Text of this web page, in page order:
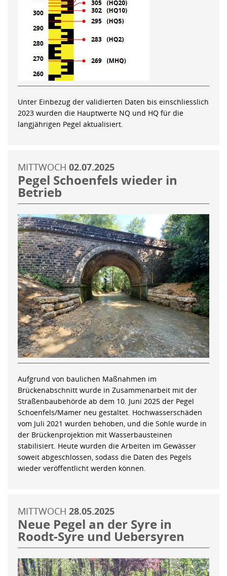
Unter Einbezug der validierten Daten bis einschliesslich
2023 wurden die Hauptwerte NQ und HQ für die
langjährigen Pegel aktualisiert.
MITTWOCH 02.07.2025
Pegel Schoenfels wieder in
Betrieb
Aufgrund von baulichen Maßnahmen im
Brückenabschnitt wurde in Zusammenarbeit mit der
Straßenbaubehörde ab dem 10. Juni 2025 der Pegel
Schoenfels/Mamer neu gestaltet. Hochwasserschäden
vom Juli 2021 wurden behoben, und die Sohle wurde in
der Brückenprojektion mit Wasserbausteinen
stabilisiert. Heute wurden die Arbeiten im Gewässer
soweit abgeschlossen, sodass die Daten des Pegels
wieder veröffentlicht werden können.
MITTWOCH 28.05.2025
Neue Pegel an der Syre in
Roodt-Syre und Uebersyren